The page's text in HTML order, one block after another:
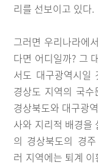
리를 선보이고 있다.
그러면 우리나라에
다면 어디일까? 그
서도 대구광역시일
경상도 지역의 국
경상북도와 대구광
사와 지리적 배경을
의 경상북도의 경
러 지역에는 퇴계